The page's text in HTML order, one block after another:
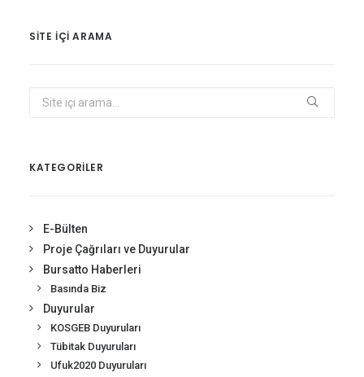
SITE IÇI ARAMA
KATEGORİLER
E-Bülten
Proje Çağrıları ve Duyurular
Bursatto Haberleri
Basında Biz
Duyurular
KOSGEB Duyuruları
Tübitak Duyuruları
Ufuk2020 Duyuruları